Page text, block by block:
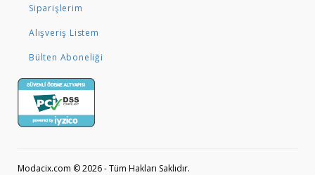
Siparişlerim
Alışveriş Listem
Bülten Aboneliği
Modacix.com © 2026 - Tüm Hakları Saklıdır.